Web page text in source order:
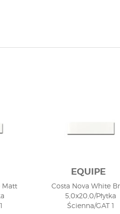
Matt
EQUIPE
Costa Nova White
5,0x20,0/Płytka
Ścienna/GAT 1